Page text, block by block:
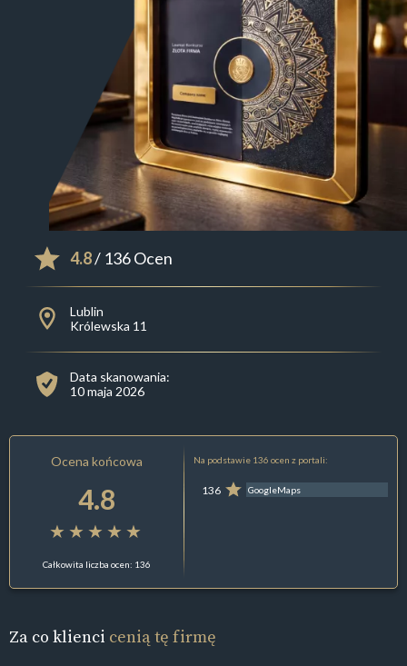
4.8/ 136 Ocen
Lublin
Królewska 11
Data skanowania:
10 maja 2026
Ocena końcowa
4.8
Całkowita liczba ocen: 136
Na podstawie 136 ocen z portali:
136 GoogleMaps
Za co klienci cenią tę firmę